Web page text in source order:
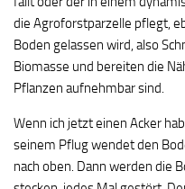
die Agroforstparzelle pflegt,
Boden gelassen wird, also
Biomasse und bereiten die
Pflanzen aufnehmbar sind.
Wenn ich jetzt einen Acker
seinem Pflug wendet den
nach oben. Dann werden die